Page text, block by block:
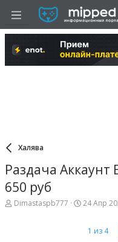
Халява
Раздача Аккаунт
650 руб
А
Dimastaspb777
Д
24 Апр
1 из 4